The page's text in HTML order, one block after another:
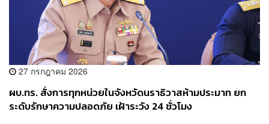
27 กรกฎาคม 2026
ผบ.ทร. สั่งการทุกหน่วยในจังหวัดนราธิวาสห้ามประมาท ยก
ระดับรักษาความปลอดภัย เฝ้าระวัง 24 ชั่วโมง